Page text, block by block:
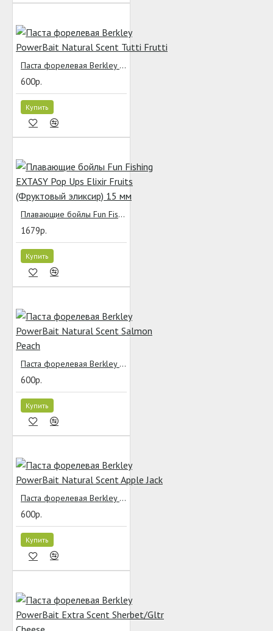
Паста форелевая Berkley PowerBait Natural Scent Tutti Frutti
600р.
Купить
Плавающие бойлы Fun Fishing EXTASY Pop Ups Elixir Fruits (Фруктовый эликсир) 15 мм
1679р.
Купить
Паста форелевая Berkley PowerBait Natural Scent Salmon Peach
600р.
Купить
Паста форелевая Berkley PowerBait Natural Scent Apple Jack
600р.
Купить